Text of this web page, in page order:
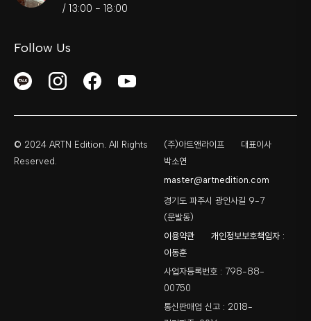
/ 13:00 - 18:00
Follow Us
© 2024 ARTN Edition. All Rights
Reserved.
(주)아트앤라이프
대표이사
박소연
master@artnedition.com
경기도 파주시 광인사길 9-7
(문발동)
이용약관
개인정보보호책임자 :
이동훈
사업자등록번호 : 798-88-
00750
통신판매업 신고 : 2018-